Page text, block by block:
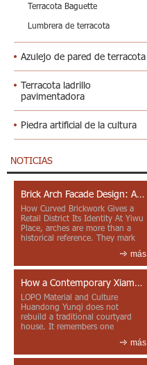
Terracota Baguette
Lumbrera de terracota
Azulejo de pared de terracota
Terracota ladrillo
pavimentadora
Piedra artificial de la cultura
NOTICIAS
Brick Arch Facade Design: A Closer Look at Yiwu Place
How Curved Brickwork Gives a
Retail District Its Identity At Yiwu
Place, arches are more than a
historical reference. They mark
más
How a Contemporary Xiamen Project Reframes Minnan Red Brick
LOPO Material and Culture
Huandong Yunqi does not
rebuild a traditional courtyard
house. It remembers one
más